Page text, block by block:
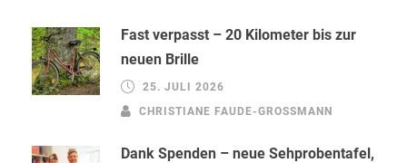
Fast verpasst – 20 Kilometer bis zur
neuen Brille
25. JULI 2026
CHRISTIANE FAUDE-GROSSMANN
Dank Spenden – neue Sehprobentafel,